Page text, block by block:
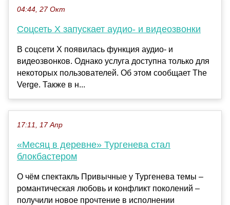
04:44, 27 Окт
Соцсеть X запускает аудио- и видеозвонки
В соцсети X появилась функция аудио- и
видеозвонков. Однако услуга доступна только для
некоторых пользователей. Об этом сообщает The
Verge. Также в н...
17:11, 17 Апр
«Месяц в деревне» Тургенева стал
блокбастером
О чём спектакль Привычные у Тургенева темы –
романтическая любовь и конфликт поколений –
получили новое прочтение в исполнении